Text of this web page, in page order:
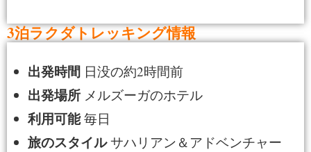
3泊ラクダトレッキング情報
出発時間 日没の約2時間前
出発場所 メルズーガのホテル
利用可能毎日
旅のスタイルサハリアン＆アドベンチャー